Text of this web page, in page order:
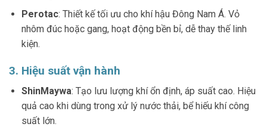
Perotac: Thiết kế tối ưu cho khí hậu Đông Nam Á. Vỏ
nhôm đúc hoặc gang, hoạt động bền bỉ, dễ thay thế linh
kiện.
3. Hiệu suất vận hành
ShinMaywa: Tạo lưu lượng khí ổn định, áp suất cao. Hiệu
quả cao khi dùng trong xử lý nước thải, bể hiếu khí công
suất lớn.